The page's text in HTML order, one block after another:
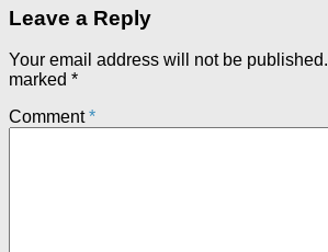
Leave a Reply
Your email address will not be published.
marked *
Comment*